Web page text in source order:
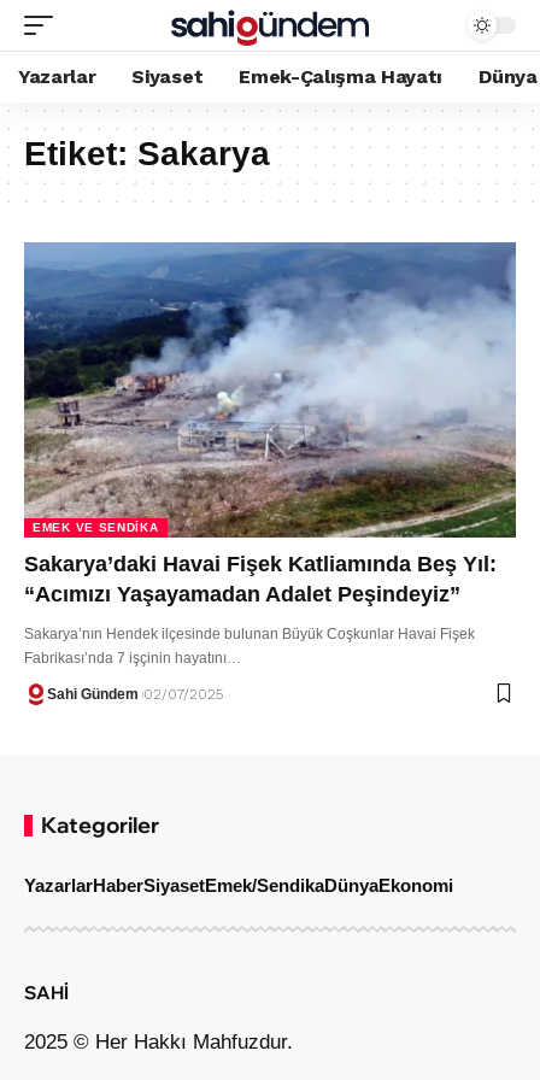
Yazarlar Siyaset Emek-Çalışma Hayatı Dünya
Etiket:Sakarya
EMEK VE SENDIKA
Sakarya’daki Havai Fişek Katliamında Beş Yıl:
“Acımızı Yaşayamadan Adalet Peşindeyiz”
Sakarya’nın Hendek ilçesinde bulunan Büyük Coşkunlar Havai Fişek
Fabrikası’nda 7 işçinin hayatını…
Sahi Gündem 02/07/2025
Kategoriler
YazarlarHaberSiyasetEmek/SendikaDünyaEkonomi
SAHİ
2025 © Her Hakkı Mahfuzdur.